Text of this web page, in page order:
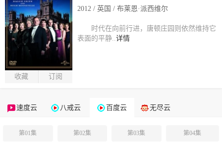
收藏 订阅
2012 / 英国 / 布莱恩·派西维尔
时代在向前行进，唐顿庄园则依然维持它
表面的平静..详情
速度云 八戒云 百度云 无尽云
第01集 第02集 第03集 第04集